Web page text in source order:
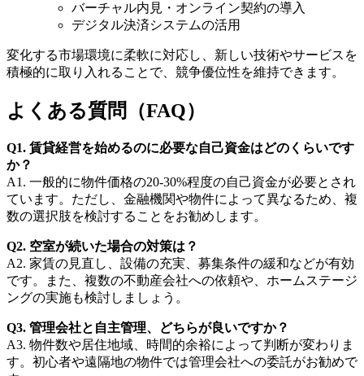
バーチャル内見・オンライン契約の導入
デジタル決済システムの活用
変化する市場環境に柔軟に対応し、新しい技術やサービスを
積極的に取り入れることで、競争優位性を維持できます。
よくある質問（FAQ）
Q1. 賃貸経営を始めるのに必要な自己資金はどのくらいです
か？
A1. 一般的に物件価格の20-30%程度の自己資金が必要とされ
ています。ただし、金融機関や物件によって異なるため、複
数の選択肢を検討することをお勧めします。
Q2. 空室が続いた場合の対策は？
A2. 家賃の見直し、設備の充実、募集条件の緩和などが有効
です。また、複数の不動産会社への依頼や、ホームステージ
ングの実施も検討しましょう。
Q3. 管理会社と自主管理、どちらが良いですか？
A3. 物件数や居住地域、時間的余裕によって判断が変わりま
す。初心者や遠隔地の物件では管理会社への委託がお勧めで